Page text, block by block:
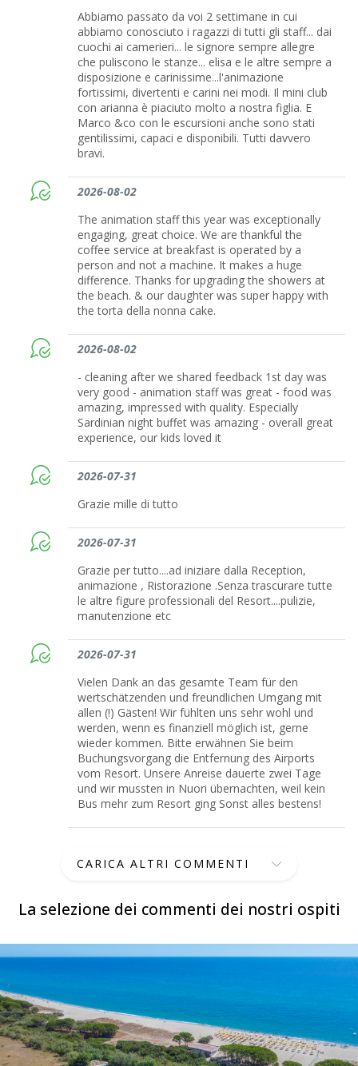
La selezione dei commenti dei nostri ospiti
Abbiamo passato da voi 2 settimane in cui
abbiamo conosciuto i ragazzi di tutti gli staff... dai
cuochi ai camerieri... le signore sempre allegre
che puliscono le stanze... elisa e le altre sempre a
disposizione e carinissime...l'animazione
fortissimi, divertenti e carini nei modi. Il mini club
con arianna è piaciuto molto a nostra figlia. E
Marco &co con le escursioni anche sono stati
gentilissimi, capaci e disponibili. Tutti davvero
bravi.
2026-08-02
The animation staff this year was exceptionally
engaging, great choice. We are thankful the
coffee service at breakfast is operated by a
person and not a machine. It makes a huge
difference. Thanks for upgrading the showers at
the beach. & our daughter was super happy with
the torta della nonna cake.
2026-08-02
- cleaning after we shared feedback 1st day was
very good - animation staff was great - food was
amazing, impressed with quality. Especially
Sardinian night buffet was amazing - overall great
experience, our kids loved it
2026-07-31
Grazie mille di tutto
2026-07-31
Grazie per tutto....ad iniziare dalla Reception,
animazione , Ristorazione .Senza trascurare tutte
le altre figure professionali del Resort....pulizie,
manutenzione etc
2026-07-31
Vielen Dank an das gesamte Team für den
wertschätzenden und freundlichen Umgang mit
allen (!) Gästen! Wir fühlten uns sehr wohl und
werden, wenn es finanziell möglich ist, gerne
wieder kommen. Bitte erwähnen Sie beim
Buchungsvorgang die Entfernung des Airports
vom Resort. Unsere Anreise dauerte zwei Tage
und wir mussten in Nuori übernachten, weil kein
Bus mehr zum Resort ging Sonst alles bestens!
CARICA ALTRI COMMENTI